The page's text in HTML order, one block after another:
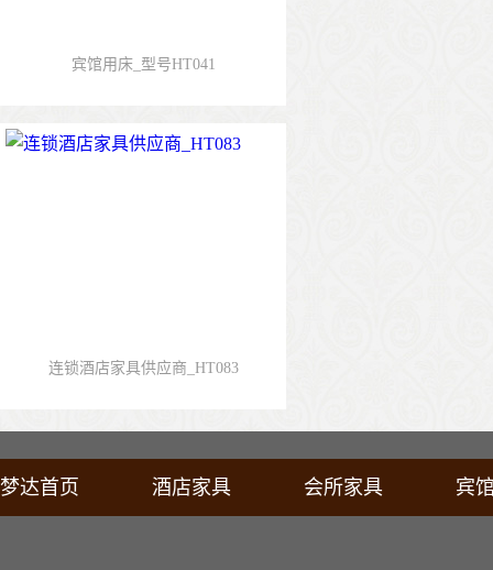
宾馆用床_型号HT041
连锁酒店家具供应商_HT083
梦达首页 酒店家具 会所家具 宾